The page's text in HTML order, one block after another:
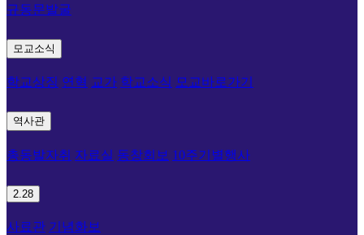
규동문발굴
모교소식
학교상징 연혁 교가 학교소식 모교바로가기
역사관
총동발자취 자료실 동창회보 10주기별행사
2.28
사료관 기념화보